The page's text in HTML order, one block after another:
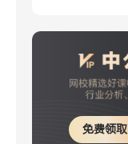
免费领取